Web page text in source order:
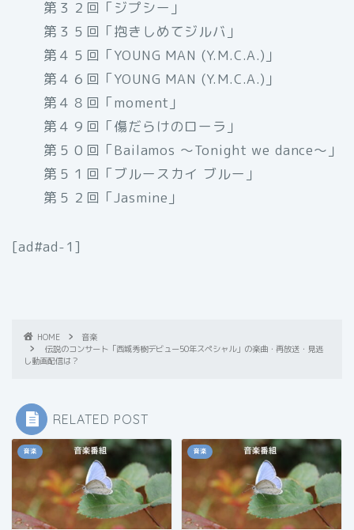
第３２回「ジプシー」
第３５回「抱きしめてジルバ」
第４５回「YOUNG MAN (Y.M.C.A.)」
第４６回「YOUNG MAN (Y.M.C.A.)」
第４８回「moment」
第４９回「傷だらけのローラ」
第５０回「Bailamos 〜Tonight we dance〜」
第５１回「ブルースカイ ブルー」
第５２回「Jasmine」
[ad#ad-1]
HOME
音楽
伝説のコンサート「西城秀樹デビュー50年スペシャル」の楽曲・再放送・見逃
し動画配信は？
RELATED POST
音楽 音楽